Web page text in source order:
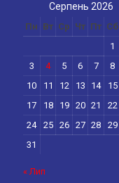
Серпень 2026
Пн Вт Ср Чт Пт Сб
1
3
4 5 6 7 8
10
11 12 13 14 15
17
18 19 20 21 22
24
25 26 27 28 29
31
« Лип